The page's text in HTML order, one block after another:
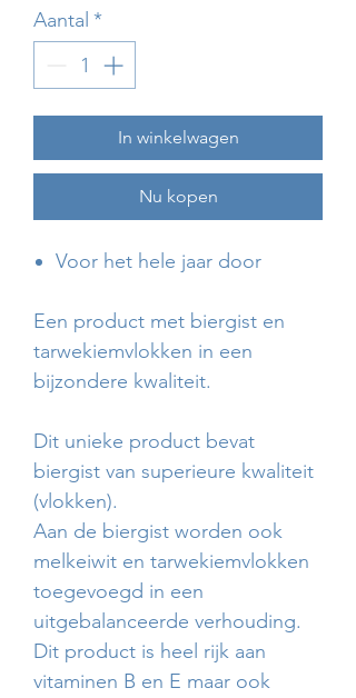
Aantal *
In winkelwagen
Nu kopen
Voor het hele jaar door
Een product met biergist en
tarwekiemvlokken in een
bijzondere kwaliteit.
Dit unieke product bevat
biergist van superieure kwaliteit
(vlokken).
Aan de biergist worden ook
melkeiwit en tarwekiemvlokken
toegevoegd in een
uitgebalanceerde verhouding.
Dit product is heel rijk aan
vitaminen B en E maar ook